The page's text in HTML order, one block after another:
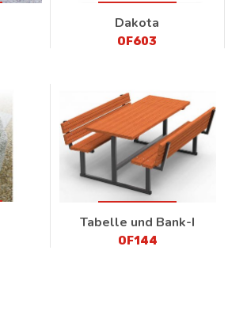
Dakota
OF603
Tabelle und Bank-I
OF144